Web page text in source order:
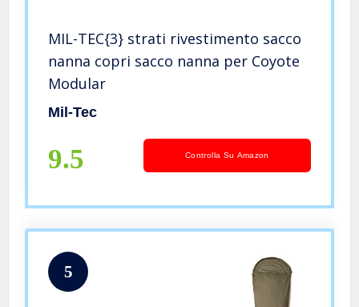
MIL-TEC{3} strati rivestimento sacco
nanna copri sacco nanna per Coyote
Modular
Mil-Tec
9.5 Controlla Su Amazon
5